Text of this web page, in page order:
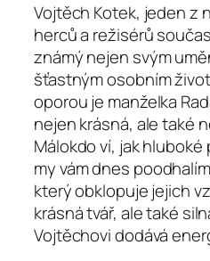
Vojtěch Kotek, jeden z
herců a režisérů
známý nejen svým
šťastným osobním
oporou je manželka
nejen krásná, ale také
Málokdo ví, jak
my vám dnes
který obklopuje jejich
krásná tvář, ale také
Vojtěchovi dodává